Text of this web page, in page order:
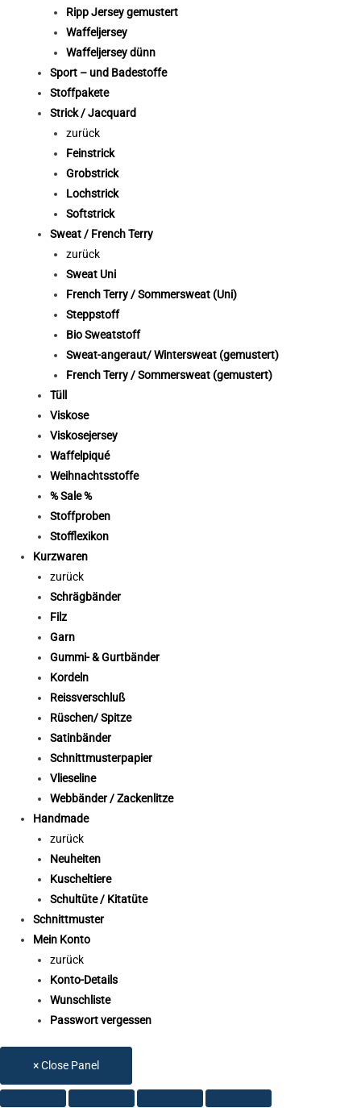
Ripp Jersey gemustert
Waffeljersey
Waffeljersey dünn
Sport – und Badestoffe
Stoffpakete
Strick / Jacquard
zurück
Feinstrick
Grobstrick
Lochstrick
Softstrick
Sweat / French Terry
zurück
Sweat Uni
French Terry / Sommersweat (Uni)
Steppstoff
Bio Sweatstoff
Sweat-angeraut/ Wintersweat (gemustert)
French Terry / Sommersweat (gemustert)
Tüll
Viskose
Viskosejersey
Waffelpiqué
Weihnachtsstoffe
% Sale %
Stoffproben
Stofflexikon
Kurzwaren
zurück
Schrägbänder
Filz
Garn
Gummi- & Gurtbänder
Kordeln
Reissverschluß
Rüschen/ Spitze
Satinbänder
Schnittmusterpapier
Vlieseline
Webbänder / Zackenlitze
Handmade
zurück
Neuheiten
Kuscheltiere
Schultüte / Kitatüte
Schnittmuster
Mein Konto
zurück
Konto-Details
Wunschliste
Passwort vergessen
× Close Panel